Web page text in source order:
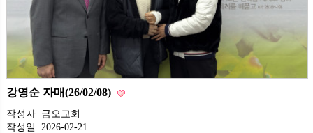
강영순 자매(26/02/08)
작성자 금오교회
작성일
2026-02-21